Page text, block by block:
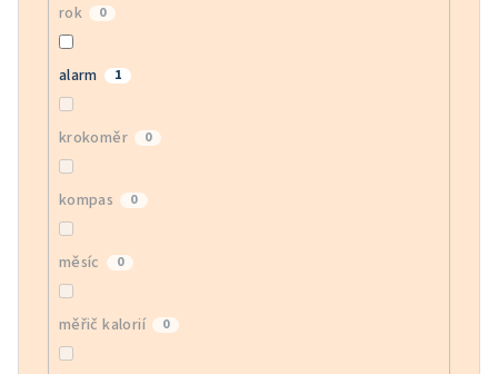
rok 0
alarm 1
krokoměr 0
kompas 0
měsíc 0
měřič kalorií 0